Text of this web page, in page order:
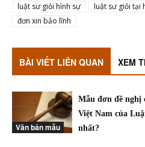
luật sư giỏi hình sự
luật sư giỏi tại
đơn xin bảo lĩnh
BÀI VIẾT LIÊN QUAN XEM
Văn bản mẫu
Mẫu đơn đề nghị
Việt Nam của
nhất?